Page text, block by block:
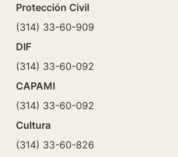
Protección Civil
(314) 33-60-909
DIF
(314) 33-60-092
CAPAMI
(314) 33-60-092
Cultura
(314) 33-60-826